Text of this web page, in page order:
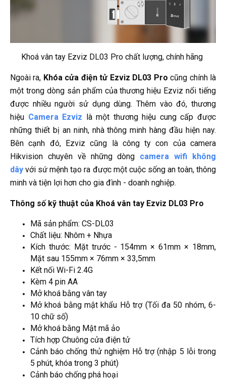
Khoá vân tay Ezviz DL03 Pro chất lượng, chính hãng
Ngoài ra, Khóa cửa điện tử Ezviz DL03 Pro cũng chính là
một trong dòng sản phẩm của thương hiệu Ezviz nổi tiếng
được nhiều người sử dụng dùng. Thêm vào đó, thương
hiệu Camera Ezviz là một thương hiệu cung cấp được
những thiết bị an ninh, nhà thông minh hàng đầu hiện nay.
Bên cạnh đó, Ezviz cũng là công ty con của camera
Hikvision chuyên về những dòng camera wifi không
dây với sứ mệnh tạo ra được một cuộc sống an toàn, thông
minh và tiện lợi hơn cho gia đình - doanh nghiệp.
Thông số kỹ thuật của Khoá vân tay Ezviz DL03 Pro
Mã sản phẩm: CS-DL03
Chất liệu: Nhôm + Nhựa
Kích thước: Mặt trước - 154mm × 61mm × 18mm,
Mặt sau 155mm × 76mm × 33,5mm
Kết nối Wi-Fi 2.4G
Kèm 4 pin AA
Mở khoá bằng vân tay
Mở khoá bằng mật khẩu Hỗ trợ (Tối đa 50 nhóm, 6-
10 chữ số)
Mở khoá bằng Mật mã ảo
Tích hợp Chuông cửa điện tử
Cảnh báo chống thử nghiệm Hỗ trợ (nhập 5 lỗi trong
5 phút, khóa trong 3 phút)
Cảnh báo chống phá hoại